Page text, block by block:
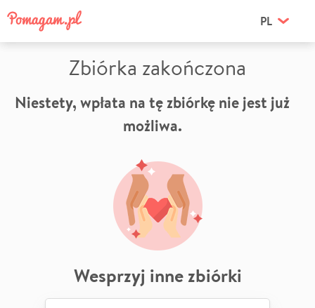
PL
Zbiórka zakończona
Niestety, wpłata na tę zbiórkę nie jest już
możliwa.
Wesprzyj inne zbiórki